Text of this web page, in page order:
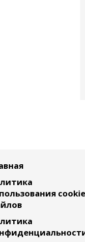
cookie